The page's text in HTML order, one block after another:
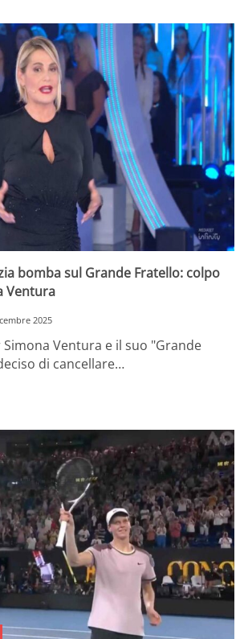
bomba sul Grande Fratello: colpo
Ventura
2025
Ventura e il suo "Grande
di cancellare…